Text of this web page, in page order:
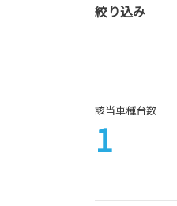
絞り込み
該当車種台数
1